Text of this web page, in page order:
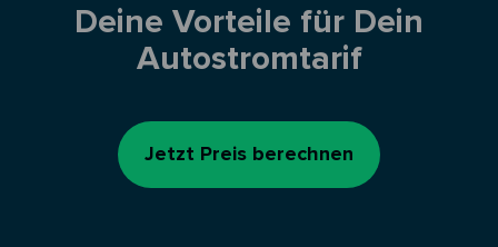
Deine Vorteile für Dein
Autostromtarif
Jetzt Preis berechnen